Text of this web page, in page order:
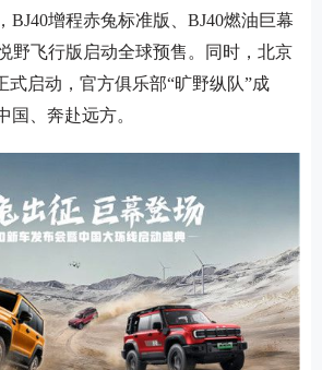
BJ40增程赤兔标准版、BJ40燃油巨幕
野飞行版启动全球预售。同时，北京
式启动，官方俱乐部“旷野纵队”成
国、奔赴远方。